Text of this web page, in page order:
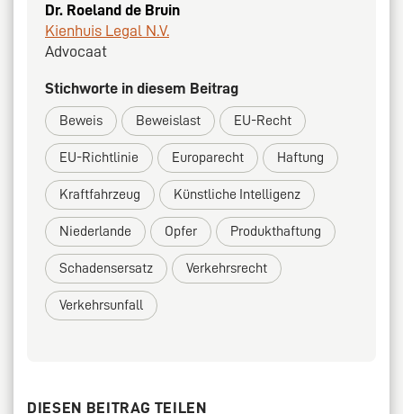
Dr. Roeland de Bruin
Kienhuis Legal N.V.
Advocaat
Stichworte in diesem Beitrag
Beweis Beweislast EU-Recht
EU-Richtlinie Europarecht Haftung
Kraftfahrzeug Künstliche Intelligenz
Niederlande Opfer Produkthaftung
Schadensersatz Verkehrsrecht
Verkehrsunfall
DIESEN BEITRAG TEILEN